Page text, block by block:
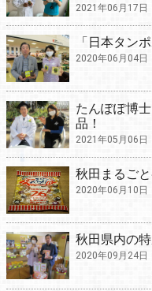
2021年06月17日
「日本タン
2020年06月04日
たんぽぽ博
品！
2021年05月06日
秋田まるご
2020年06月10日
秋田県内の
2020年09月24日